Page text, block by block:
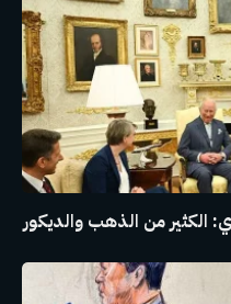
الكثير من الذهب والديكور